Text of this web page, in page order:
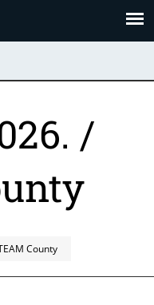
/
County